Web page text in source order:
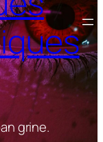
grine.